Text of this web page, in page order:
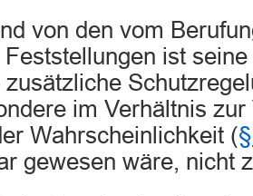
von den vom
ist
zusätzliche
im Verhältnis
Wahrscheinlichkeit (
gewesen wäre, nicht